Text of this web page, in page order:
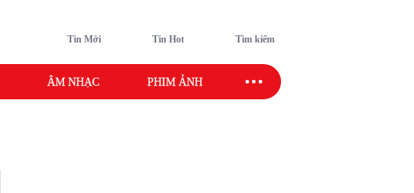
Tin Mới Tin Hot Tìm kiếm
ÂM NHẠC PHIM ẢNH SAO SPORT